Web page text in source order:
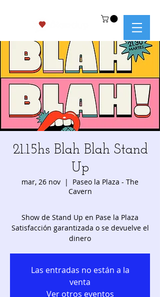
21.15hs Blah Blah Stand
Up
mar, 26 nov
  |
Paseo la Plaza - The
Cavern
Show de Stand Up en Pase la Plaza
Satisfacción garantizada o se devuelve el
dinero
Las entradas no están a la
venta
Ver otros eventos